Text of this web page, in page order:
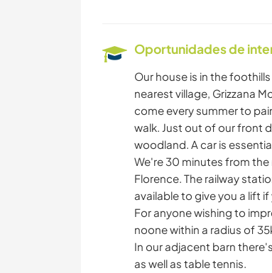
Oportunidades de
Our house is in the
nearest village, Grizzana
come every summer to
walk. Just out of our front
woodland. A car is
We're 30 minutes from
Florence. The railway
available to give you a lift
For anyone wishing to
noone within a radius of
In our adjacent barn
as well as table tennis.